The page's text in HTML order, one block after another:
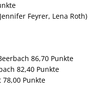
Feyrer, Lena Roth)
86,70 Punkte
82,40 Punkte
78,00 Punkte